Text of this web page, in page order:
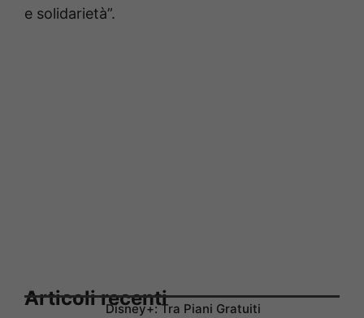
e solidarietà”.
Articoli recentiDisney+: Tra Piani Gratuiti